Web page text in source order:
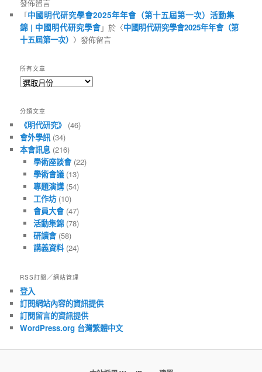
發佈留言
「中國明代研究學會2025年年會（第十五屆第一次）活動集
錦 | 中國明代研究學會」於〈中國明代研究學會2025年年會（第
十五屆第一次） 〉發佈留言
所有文章
所
章
分類文章
《明代研究》 (46)
會外學訊(34)
本會訊息 (216)
學術座談會(22)
學術會議(13)
專題演講(54)
工作坊(10)
會員大會(47)
活動集錦(78)
研讀會(58)
講義資料(24)
RSS訂閱／網站管理
登入
訂閱網站內容的資訊提供
訂閱留言的資訊提供
WordPress.org 台灣繁體中文